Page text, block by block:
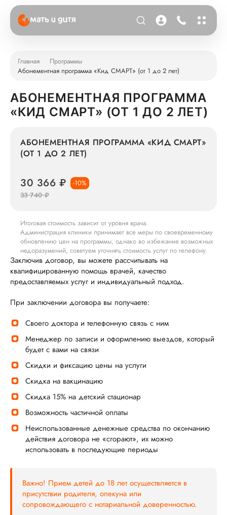
Главная
Программы
Абонементная программа «Кид СМАРТ» (от 1 до 2 лет)
АБОНЕМЕНТНАЯ ПРОГРАММА
«КИД СМАРТ» (ОТ 1 ДО 2 ЛЕТ)
Заключив договор, вы можете рассчитывать на
квалифицированную помощь врачей, качество
предоставляемых услуг и индивидуальный подход.
При заключении договора вы получаете:
Своего доктора и телефонную связь с ним
Менеджер по записи и оформлению выездов, который
будет с вами на связи
Скидки и фиксацию цены на услуги
Скидка на вакцинацию
Скидка 15% на детский стационар
Возможность частичной оплаты
Неиспользованные денежные средства по окончанию
действия договора не «сгорают», их можно
использовать в последующие периоды
Важно! Прием детей до 18 лет осуществляется в
присутствии родителя, опекуна или
сопровождающего с нотариальной доверенностью.
АБОНЕМЕНТНАЯ ПРОГРАММА «КИД СМАРТ»
(ОТ 1 ДО 2 ЛЕТ)
30 366 ₽
-10%
33 740 ₽
Итоговая стоимость зависит от уровня врача.
Администрация клиники принимает все меры по своевременному
обновлению цен на программы, однако во избежание возможных
недоразумений, советуем уточнять стоимость услуг по телефону.